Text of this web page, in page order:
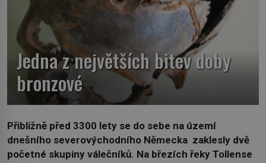
Jedna z největších bitev doby
bronzové
Přibližně před 3300 lety se do sebe na území
dnešního severovýchodního Německa zaklesly dvě
početné skupiny válečníků. Na březích řeky Tollense